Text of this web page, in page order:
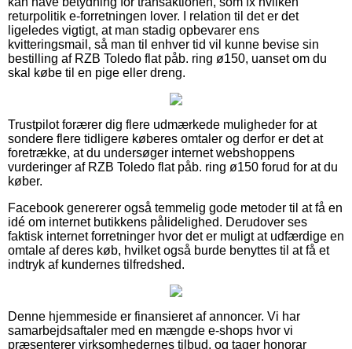
returpolitik e-forretningen lover. I relation til det er det
ligeledes vigtigt, at man stadig opbevarer ens
kvitteringsmail, så man til enhver tid vil kunne bevise sin
bestilling af RZB Toledo flat påb. ring ø150, uanset om du
skal købe til en pige eller dreng.
Trustpilot forærer dig flere udmærkede muligheder for at
sondere flere tidligere køberes omtaler og derfor er det at
foretrække, at du undersøger internet webshoppens
vurderinger af RZB Toledo flat påb. ring ø150 forud for at du
køber.
Facebook genererer også temmelig gode metoder til at få en
idé om internet butikkens pålidelighed. Derudover ses
faktisk internet forretninger hvor det er muligt at udfærdige en
omtale af deres køb, hvilket også burde benyttes til at få et
indtryk af kundernes tilfredshed.
Denne hjemmeside er finansieret af annoncer. Vi har
samarbejdsaftaler med en mængde e-shops hvor vi
præsenterer virksomhedernes tilbud, og tager honorar